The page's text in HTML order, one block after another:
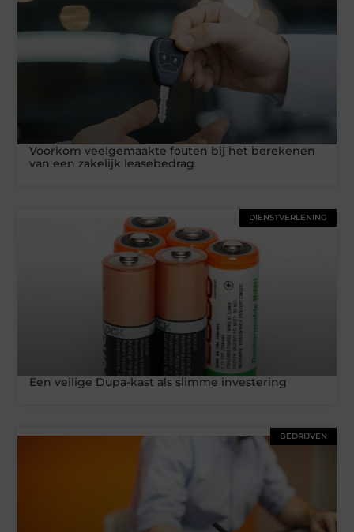
Voorkom veelgemaakte fouten bij het berekenen
van een zakelijk leasebedrag
DIENSTVERLENING
Een veilige Dupa-kast als slimme investering
BEDRIJVEN